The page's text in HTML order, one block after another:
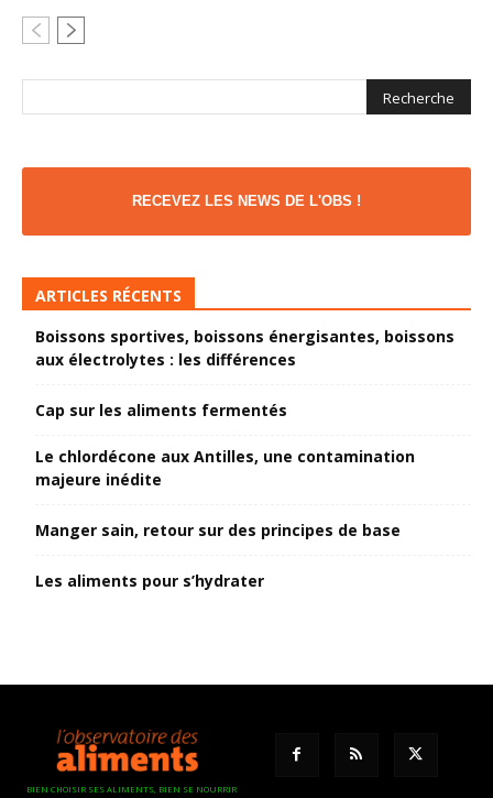
RECEVEZ LES NEWS DE L'OBS !
ARTICLES RÉCENTS
Boissons sportives, boissons énergisantes, boissons
aux électrolytes : les différences
Cap sur les aliments fermentés
Le chlordécone aux Antilles, une contamination
majeure inédite
Manger sain, retour sur des principes de base
Les aliments pour s’hydrater
BIEN CHOISIR SES ALIMENTS, BIEN SE NOURRIR